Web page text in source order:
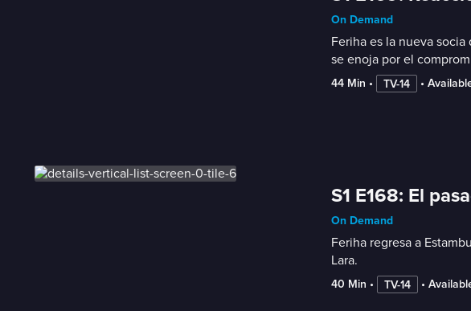
On Demand
Feriha es la nueva
se enoja por el
44 Min • TV-14 •
S1 E168: El
On Demand
Feriha regresa a
Lara.
40 Min • TV-14 •